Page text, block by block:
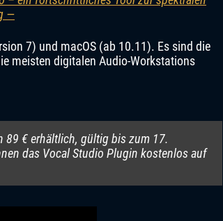
—
7) und macOS (ab 10.11). Es sind die
meisten digitalen Audio-Workstations
89 € erhältlich, gültig bis zum 17.
das Vocal Studio Plugin kostenlos auf